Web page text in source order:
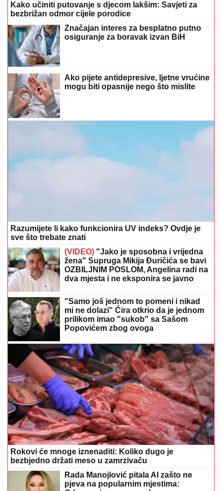
Kako učiniti putovanje s djecom lakšim: Savjeti za
bezbrižan odmor cijele porodice
Značajan interes za besplatno putno
osiguranje za boravak izvan BiH
Ako pijete antidepresive, ljetne vrućine
mogu biti opasnije nego što mislite
Razumijete li kako funkcionira UV indeks? Ovdje je
sve što trebate znati
(VIDEO) "Jako je sposobna i vrijedna
žena" Supruga Mikija Đuričića se bavi
OZBILJNIM POSLOM, Angelina radi na
dva mjesta i ne eksponira se javno
"Samo još jednom to pomeni i nikad
mi ne dolazi" Ćira otkrio da je jednom
prilikom imao "sukob" sa Sašom
Popovićem zbog ovoga
Rokovi će mnoge iznenaditi: Koliko dugo je
bezbjedno držati meso u zamrzivaču
Rada Manojlović pitala AI zašto ne
pjeva na popularnim mjestima: